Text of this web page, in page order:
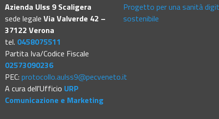
Azienda Ulss 9 Scaligera
sede legale Via Valverde 42 –
37122 Verona
tel. 0458075511
Partita Iva/Codice Fiscale
02573090236
PEC: protocollo.aulss9@pecveneto.it
A cura dell'Ufficio URP
Comunicazione e Marketing
Progetto per una sanità
sostenibile